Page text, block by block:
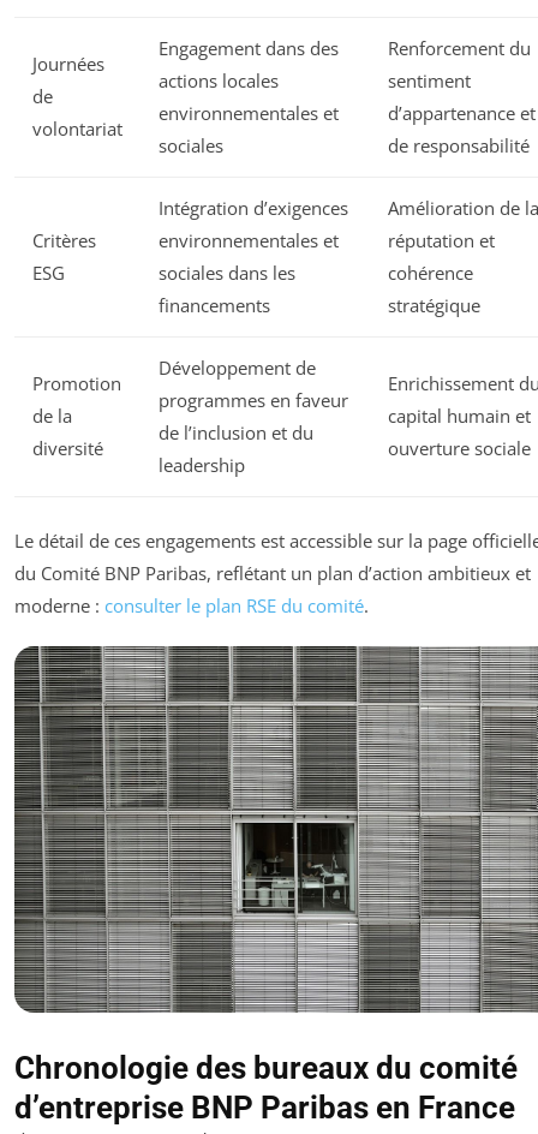
Journées
de
volontariat
Engagement dans des
actions locales
environnementales et
sociales
Renforcement du
sentiment
d’appartenance et
de responsabilité
Critères
ESG
Intégration d’exigences
environnementales et
sociales dans les
financements
Amélioration de la
réputation et
cohérence
stratégique
Promotion
de la
diversité
Développement de
programmes en faveur
de l’inclusion et du
leadership
Enrichissement
capital humain et
ouverture sociale
Le détail de ces engagements est accessible sur la page
du Comité BNP Paribas, reflétant un plan d’action ambitieux et
moderne : consulter le plan RSE du comité.
Chronologie des bureaux du comité
d’entreprise BNP Paribas en France